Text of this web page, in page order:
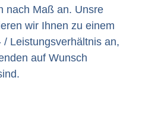
nach Maß an. Unsre
wir Ihnen zu einem
Leistungsverhältnis an,
auf Wunsch